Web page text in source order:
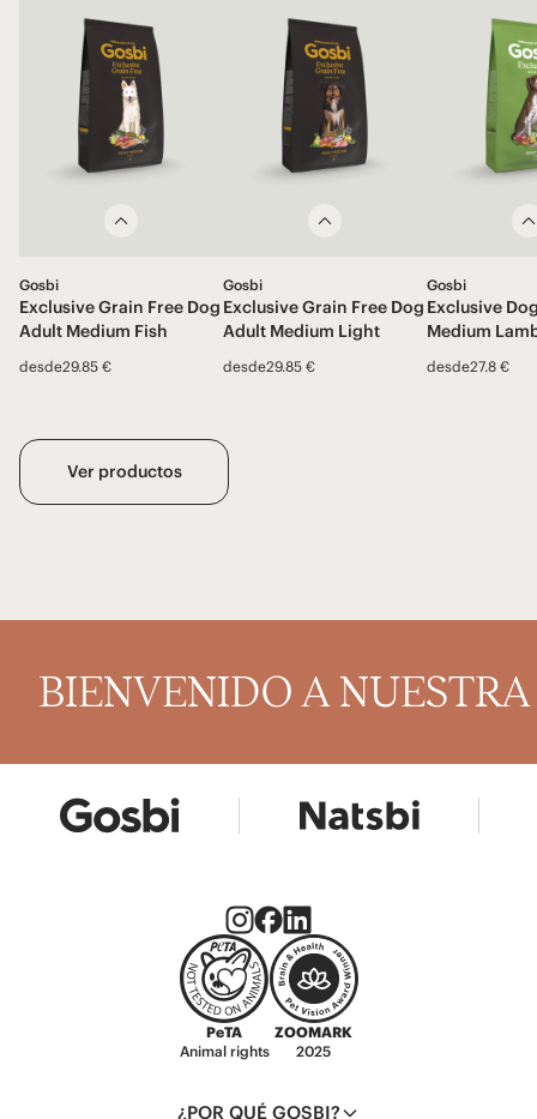
Gosbi
Exclusive Grain Free Dog
Adult Medium Fish
desde29.85 €
Gosbi
Exclusive Grain Free Dog
Adult Medium Light
desde29.85 €
Gosbi
Exclusive
Medium
desde27.8 €
Ver productos
BIENVENIDO A
PeTA
Animal rights
ZOOMARK
2025
¿POR QUÉ GOSBI?